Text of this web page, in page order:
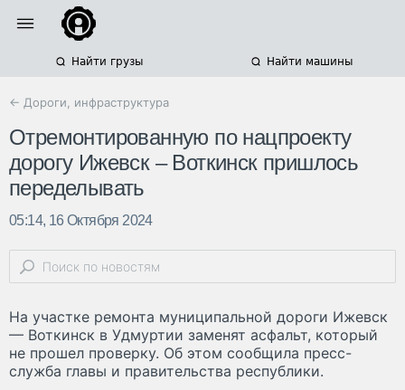
Найти грузы Найти машины
← Дороги, инфраструктура
Отремонтированную по нацпроекту
дорогу Ижевск – Воткинск пришлось
переделывать
05:14, 16 Октября 2024
На участке ремонта муниципальной дороги Ижевск
— Воткинск в Удмуртии заменят асфальт, который
не прошел проверку. Об этом сообщила пресс-
служба главы и правительства республики.